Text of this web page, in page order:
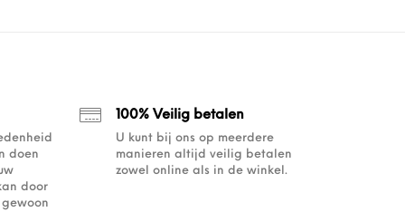
doen
door
100% Veilig betalen
U kunt bij ons op meerdere
manieren altijd veilig betalen
zowel online als in de winkel.